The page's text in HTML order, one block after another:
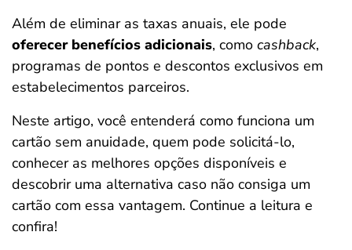
Além de eliminar as taxas anuais, ele pode
oferecer benefícios adicionais, como cashback,
programas de pontos e descontos exclusivos em
estabelecimentos parceiros.
Neste artigo, você entenderá como funciona um
cartão sem anuidade, quem pode solicitá-lo,
conhecer as melhores opções disponíveis e
descobrir uma alternativa caso não consiga um
cartão com essa vantagem. Continue a leitura e
confira!